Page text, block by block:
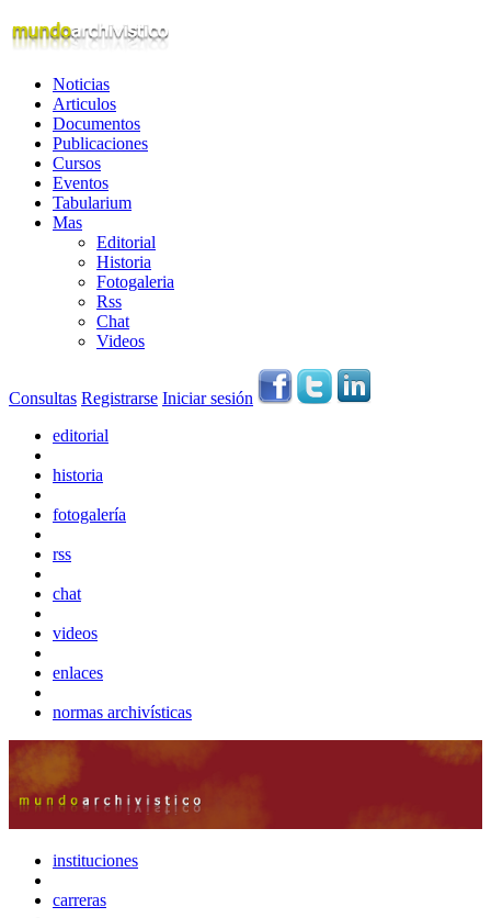
Noticias
Articulos
Documentos
Publicaciones
Cursos
Eventos
Tabularium
Mas
Editorial
Historia
Fotogaleria
Rss
Chat
Videos
Consultas Registrarse Iniciar sesión
editorial
historia
fotogalería
rss
chat
videos
enlaces
normas archivísticas
instituciones
carreras